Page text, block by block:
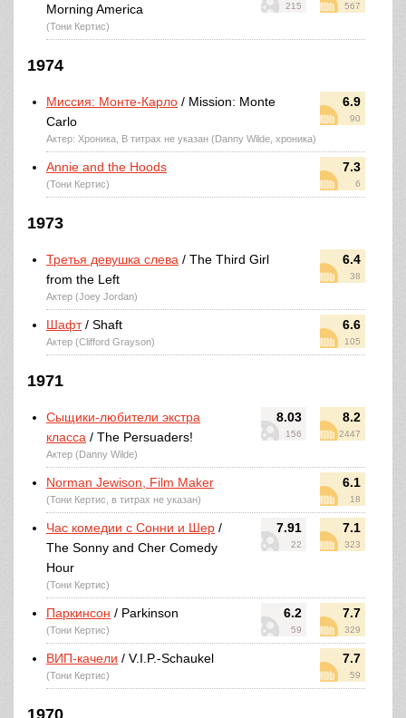
215 567
Morning America
(Тони Кертис)
1974
6.9
90
Миссия: Монте-Карло / Mission: Monte
Carlo
Актер: Хроника, В титрах не указан (Danny Wilde, хроника)
7.3
6
Annie and the Hoods
(Тони Кертис)
1973
6.4
38
Третья девушка слева / The Third Girl
from the Left
Актер (Joey Jordan)
6.6
105
Шафт/ Shaft
Актер (Clifford Grayson)
1971
8.03
156
8.2
2447
Сыщики-любители экстра
класса / The Persuaders!
Актер (Danny Wilde)
6.1
18
Norman Jewison, Film Maker
(Тони Кертис, в титрах не указан)
7.91
22
7.1
323
Час комедии с Сонни и Шер /
The Sonny and Cher Comedy
Hour
(Тони Кертис)
6.2
59
7.7
329
Паркинсон / Parkinson
(Тони Кертис)
7.7
59
ВИП-качели / V.I.P.-Schaukel
(Тони Кертис)
1970